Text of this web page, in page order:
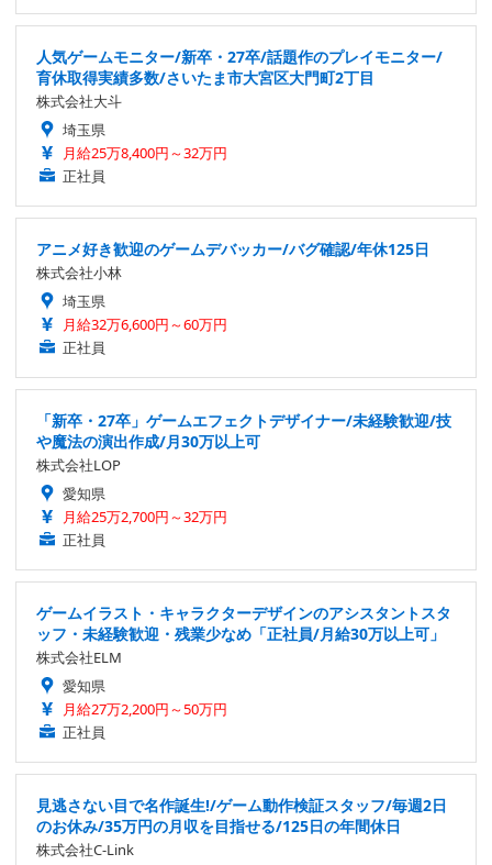
人気ゲームモニター/新卒・27卒/話題作のプレイモニター/
育休取得実績多数/さいたま市大宮区大門町2丁目
株式会社大斗
埼玉県
月給25万8,400円～32万円
正社員
アニメ好き歓迎のゲームデバッカー/バグ確認/年休125日
株式会社小林
埼玉県
月給32万6,600円～60万円
正社員
「新卒・27卒」ゲームエフェクトデザイナー/未経験歓迎/技
や魔法の演出作成/月30万以上可
株式会社LOP
愛知県
月給25万2,700円～32万円
正社員
ゲームイラスト・キャラクターデザインのアシスタントスタ
ッフ・未経験歓迎・残業少なめ「正社員/月給30万以上可」
株式会社ELM
愛知県
月給27万2,200円～50万円
正社員
見逃さない目で名作誕生!/ゲーム動作検証スタッフ/毎週2日
のお休み/35万円の月収を目指せる/125日の年間休日
株式会社C-Link